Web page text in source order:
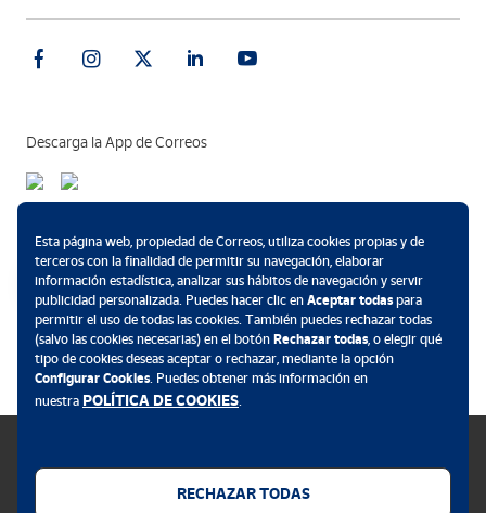
Descarga la App de Correos
Esta página web, propiedad de Correos, utiliza cookies propias y de
terceros con la finalidad de permitir su navegación, elaborar
información estadística, analizar sus hábitos de navegación y servir
publicidad personalizada. Puedes hacer clic en Aceptar todaspara
permitir el uso de todas las cookies. También puedes rechazar todas
(salvo las cookies necesarias) en el botón Rechazar todas, o elegir qué
tipo de cookies deseas aceptar o rechazar, mediante la opción
Configurar Cookies. Puedes obtener más información en
nuestra POLÍTICA DE COOKIES.
RECHAZAR TODAS